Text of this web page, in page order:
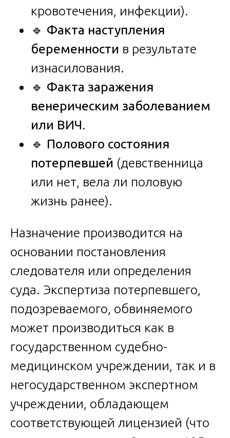
кровотечения, инфекции).
🔹 Факта наступления
беременности в результате
изнасилования.
🔹 Факта заражения
венерическим заболеванием
или ВИЧ.
🔹 Полового состояния
потерпевшей (девственница
или нет, вела ли половую
жизнь ранее).
Назначение производится на
основании постановления
следователя или определения
суда. Экспертиза потерпевшего,
подозреваемого, обвиняемого
может производиться как в
государственном судебно-
медицинском учреждении, так и в
негосударственном экспертном
учреждении, обладающем
соответствующей лицензией (что